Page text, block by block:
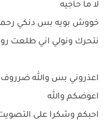
لا ما حاجيه
خووش بويه بس دنكي
نتحرك ونولي اني طلعت
اعذروني بس والله ضرروف
اعوضكم والله
احبكم وشكرا على